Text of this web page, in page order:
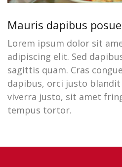
Mauris dapibus
Lorem ipsum dolor sit
adipiscing elit. Sed
sagittis quam. Cras
dapibus, orci justo
viverra justo, sit amet
tempus tortor.